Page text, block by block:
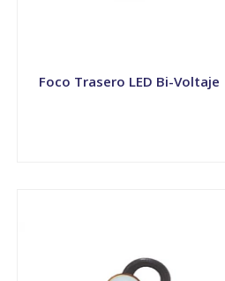
Foco Trasero LED Bi-Voltaje